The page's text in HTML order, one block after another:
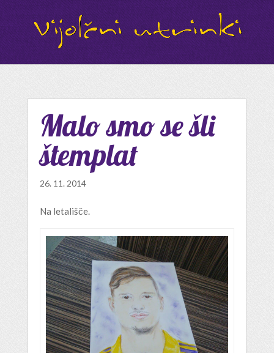
Malo smo se šli
štemplat
26. 11. 2014
Na letališče.